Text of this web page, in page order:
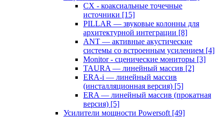
CX - коаксиальные точечные
источники [15]
PILLAR — звуковые колонны для
архитектурной интеграции [8]
ANT — активные акустические
системы со встроенным усилением [4]
Monitor - сценические мониторы [3]
TAURA — линейный массив [2]
ERA-i — линейный массив
(инсталляционная версия) [5]
ERA — линейный массив (прокатная
версия) [5]
Усилители мощности Powersoft [49]